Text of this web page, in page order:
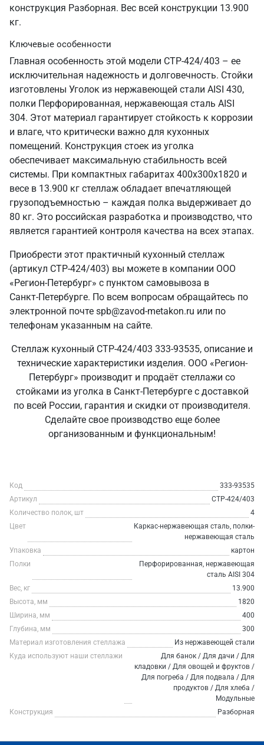
конструкция Разборная. Вес всей конструкции 13.900
кг.
Ключевые особенности
Главная особенность этой модели СТР-424/403 – ее
исключительная надежность и долговечность. Стойки
изготовлены Уголок из нержавеющей стали AISI 430,
полки Перфорированная, нержавеющая сталь AISI
304. Этот материал гарантирует стойкость к коррозии
и влаге, что критически важно для кухонных
помещений. Конструкция стоек из уголка
обеспечивает максимальную стабильность всей
системы. При компактных габаритах 400х300х1820 и
весе в 13.900 кг стеллаж обладает впечатляющей
грузоподъемностью – каждая полка выдерживает до
80 кг. Это российская разработка и производство, что
является гарантией контроля качества на всех этапах.
Приобрести этот практичный кухонный стеллаж
(артикул СТР-424/403) вы можете в компании ООО
«Регион-Петербург» с пунктом самовывоза в
Санкт‑Петербурге. По всем вопросам обращайтесь по
электронной почте spb@zavod-metakon.ru или по
телефонам указанным на сайте.
Стеллаж кухонный СТР-424/403 333-93535, описание и
технические характеристики изделия. ООО «Регион-
Петербург» производит и продаёт стеллажи со
стойками из уголка в Санкт‑Петербурге с доставкой
по всей России, гарантия и скидки от производителя.
Сделайте свое производство еще более
организованным и функциональным!
Код
333-93535
Артикул
СТР-424/403
Количество полок, шт
4
Цвет
Каркас-нержавеющая сталь, полки-
нержавеющая сталь
Упаковка
картон
Полки
Перфорированная, нержавеющая
сталь AISI 304
Вес, кг
13.900
Высота, мм
1820
Ширина, мм
400
Глубина, мм
300
Материал изготовления стеллажа
Из нержавеющей стали
Куда используют наши стеллажи
Для банок / Для дачи / Для
кладовки / Для овощей и фруктов /
Для погреба / Для подвала / Для
продуктов / Для хлеба /
Модульные
Конструкция
Разборная